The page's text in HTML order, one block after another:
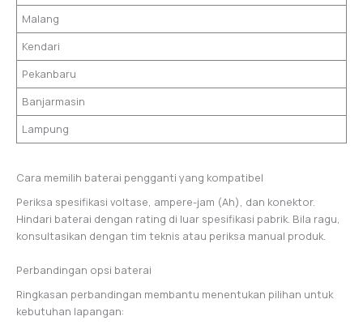
Malang
Kendari
Pekanbaru
Banjarmasin
Lampung
Cara memilih baterai pengganti yang kompatibel
Periksa spesifikasi voltase, ampere-jam (Ah), dan konektor.
Hindari baterai dengan rating di luar spesifikasi pabrik. Bila ragu,
konsultasikan dengan tim teknis atau periksa manual produk.
Perbandingan opsi baterai
Ringkasan perbandingan membantu menentukan pilihan untuk
kebutuhan lapangan: